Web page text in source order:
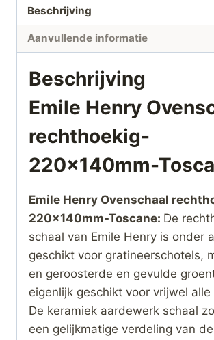
Beschrijving
Aanvullende informatie
Beschrijving
Emile Henry
rechthoekig-
220x140mm-
Emile Henry Ovenschaal
220x140mm-Toscane: De
schaal van Emile Henry is onder
geschikt voor gratineerschotels,
en geroosterde en gevulde
eigenlijk geschikt voor vrijwel alle
De keramiek aardewerk schaal
een gelijkmatige verdeling van